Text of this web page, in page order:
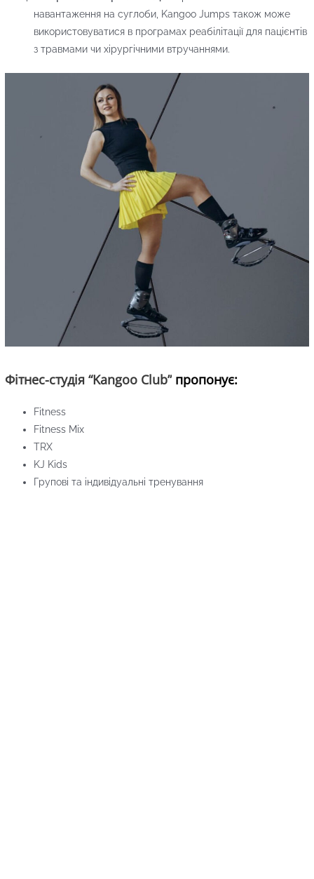
навантаження на суглоби, Kangoo Jumps також може
використовуватися в програмах реабілітації для пацієнтів
з травмами чи хірургічними втручаннями.
Фітнес-студія “Kangoo Club” пропонує:
Fitness
Fitness Mix
TRX
KJ Kids
Групові та індивідуальні тренування